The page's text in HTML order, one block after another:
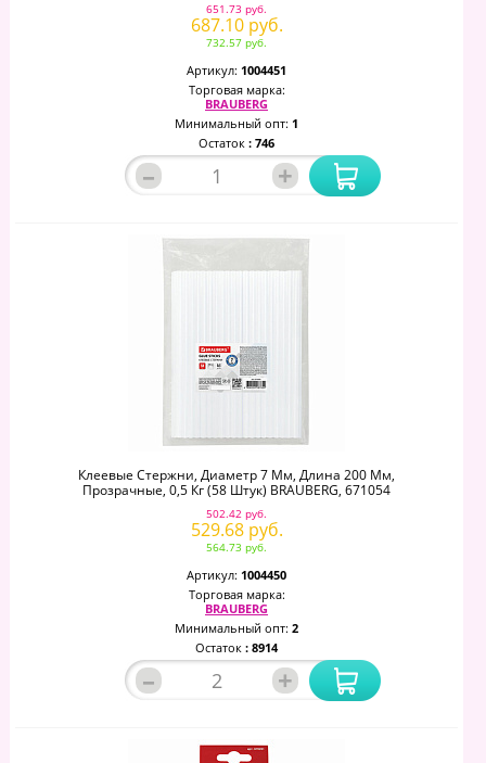
651.73 руб.
687.10 руб.
732.57 руб.
Артикул: 1004451
Торговая марка:
BRAUBERG
Минимальный опт: 1
Остаток : 746
– +
Клеевые Стержни, Диаметр 7 Мм, Длина 200 Мм,
Прозрачные, 0,5 Кг (58 Штук) BRAUBERG, 671054
502.42 руб.
529.68 руб.
564.73 руб.
Артикул: 1004450
Торговая марка:
BRAUBERG
Минимальный опт: 2
Остаток : 8914
– +